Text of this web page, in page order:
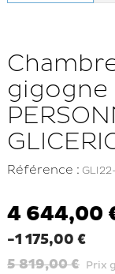
gigogne
Référence :
4 644,00
-1 175,00 €
5 819,00 € Prix